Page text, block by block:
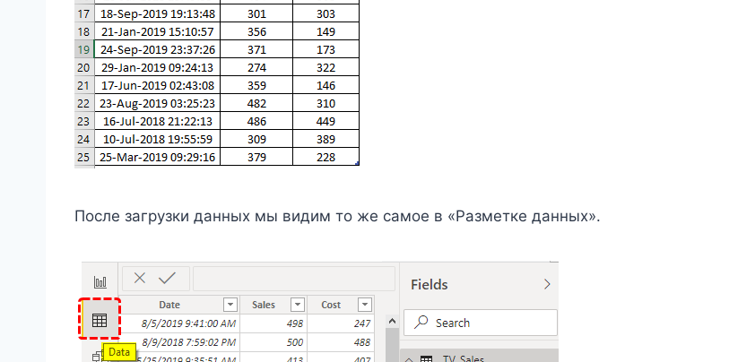
После загрузки данных мы видим то же самое в «Разметке данных».